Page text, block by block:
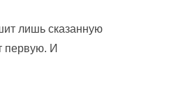
лишь сказанную
первую. И